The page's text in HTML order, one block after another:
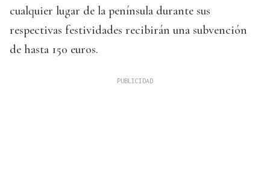
cualquier lugar de la península durante sus
respectivas festividades recibirán una subvención
de hasta 150 euros.